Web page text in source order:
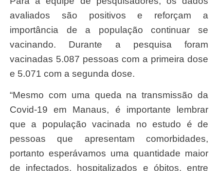
avaliados são positivos e reforçam a
importância de a população continuar se
vacinando. Durante a pesquisa foram
vacinadas 5.087 pessoas com a primeira dose
e 5.071 com a segunda dose.
“Mesmo com uma queda na transmissão da
Covid-19 em Manaus, é importante lembrar
que a população vacinada no estudo é de
pessoas que apresentam comorbidades,
portanto esperávamos uma quantidade maior
de infectados, hospitalizados e óbitos, entre